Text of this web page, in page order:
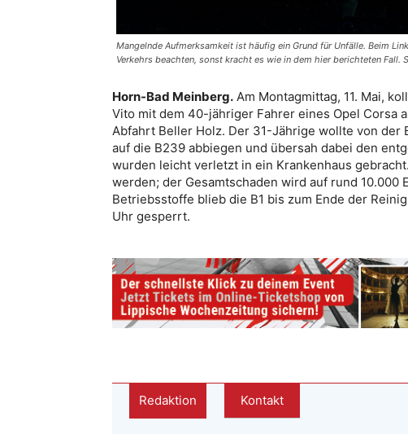
Mangelnde Aufmerksamkeit ist häufig ein Grund für Unfälle. Beim
Verkehrs beachten, sonst kracht es wie in dem hier berichteten Fall.
Horn-Bad Meinberg. Am Montagmittag, 11. Mai,
Vito mit dem 40-jähriger Fahrer eines Opel Corsa
Abfahrt Beller Holz. Der 31-Jährige wollte von der
auf die B239 abbiegen und übersah dabei den
wurden leicht verletzt in ein Krankenhaus
werden; der Gesamtschaden wird auf rund 10.000
Betriebsstoffe blieb die B1 bis zum Ende der
Uhr gesperrt.
Redaktion Kontakt